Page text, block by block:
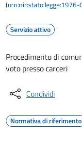
(
Servizio attivo
Procedimento di
voto presso carceri
Condividi
Normativa di riferimento